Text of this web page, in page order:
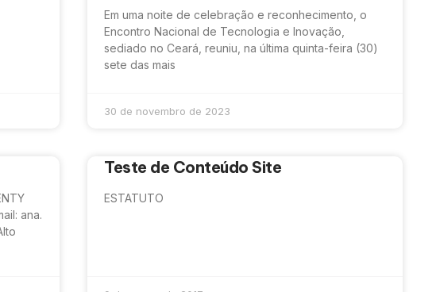
Em uma noite de celebração e reconhecimento, o
Encontro Nacional de Tecnologia e Inovação,
sediado no Ceará, reuniu, na última quinta-feira (30)
sete das mais
30 de novembro de 2023
ana.
Teste de Conteúdo Site
ESTATUTO